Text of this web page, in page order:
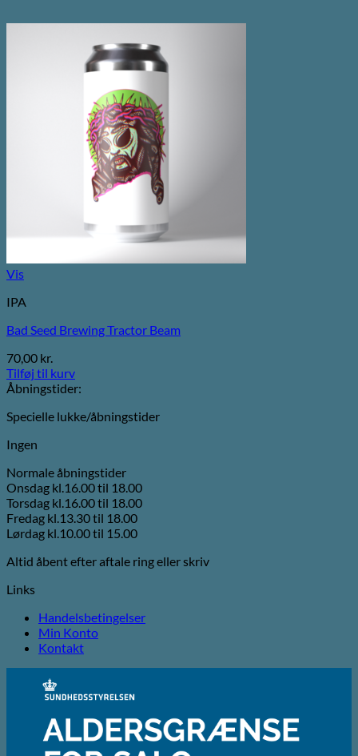
Vis
IPA
Bad Seed Brewing Tractor Beam
70,00 kr.
Tilføj til kurv
Åbningstider:
Specielle lukke/åbningstider
Ingen
Normale åbningstider
Onsdag kl.16.00 til 18.00
Torsdag kl.16.00 til 18.00
Fredag kl.13.30 til 18.00
Lørdag kl.10.00 til 15.00
Altid åbent efter aftale ring eller skriv
Links
Handelsbetingelser
Min Konto
Kontakt